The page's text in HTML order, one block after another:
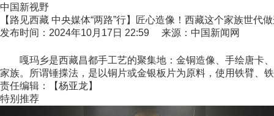
中国新视野
【路见西藏 中央媒体“两路”行】匠心造像！西藏这个家族世代
发布时间：2024年10月17日 22:59 来源：中国新闻网
嘎玛乡是西藏昌都手工艺的聚集地：金铜造像、手绘唐卡
家族。所谓锤揲法，是以铜片或金银板片为原料，使用铁臂、
责任编辑：【杨亚龙】
特别推荐